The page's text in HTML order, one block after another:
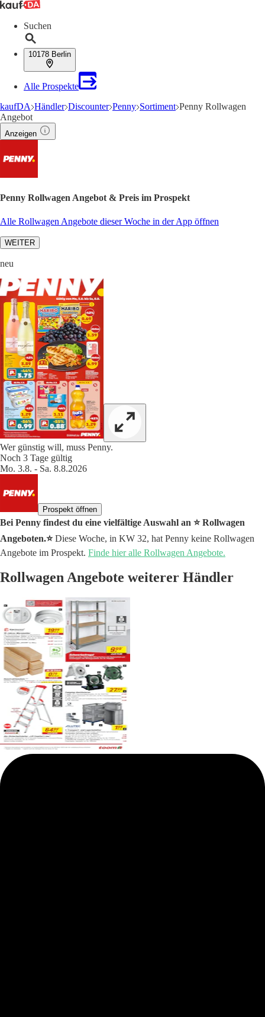
Suchen
10178 Berlin
Alle Prospekte
kaufDA Händler Discounter Penny Sortiment Penny Rollwagen
Angebot
Anzeigen
Penny Rollwagen Angebot & Preis im Prospekt
Alle Rollwagen Angebote dieser Woche in der App öffnen
WEITER
neu
Wer günstig will, muss Penny.
Noch 3 Tage gültig
Mo. 3.8. - Sa. 8.8.2026
Prospekt öffnen
Bei Penny findest du eine vielfältige Auswahl an ⭐️ Rollwagen
Angeboten.⭐️Diese Woche, in KW 32, hat Penny keine Rollwagen
Angebote im Prospekt. Finde hier alle Rollwagen Angebote.
Rollwagen Angebote weiterer Händler